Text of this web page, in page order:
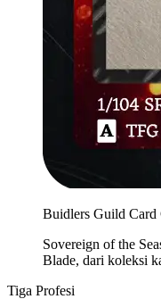
Buidlers Guild
Sovereign of the
Blade, dari koleksi
Tiga Profesi